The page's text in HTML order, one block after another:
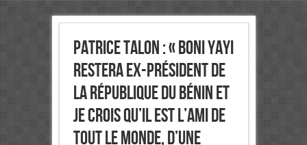
Patrice Talon : « Boni Yayi
restera ex-président de
la République du Bénin et
je crois qu’il est l’ami de
tout le monde, d’une